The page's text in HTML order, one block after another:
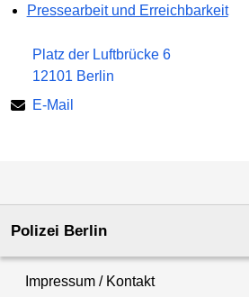
Pressearbeit und Erreichbarkeit
Platz der Luftbrücke 6
12101 Berlin
E-Mail
Polizei Berlin
Impressum / Kontakt